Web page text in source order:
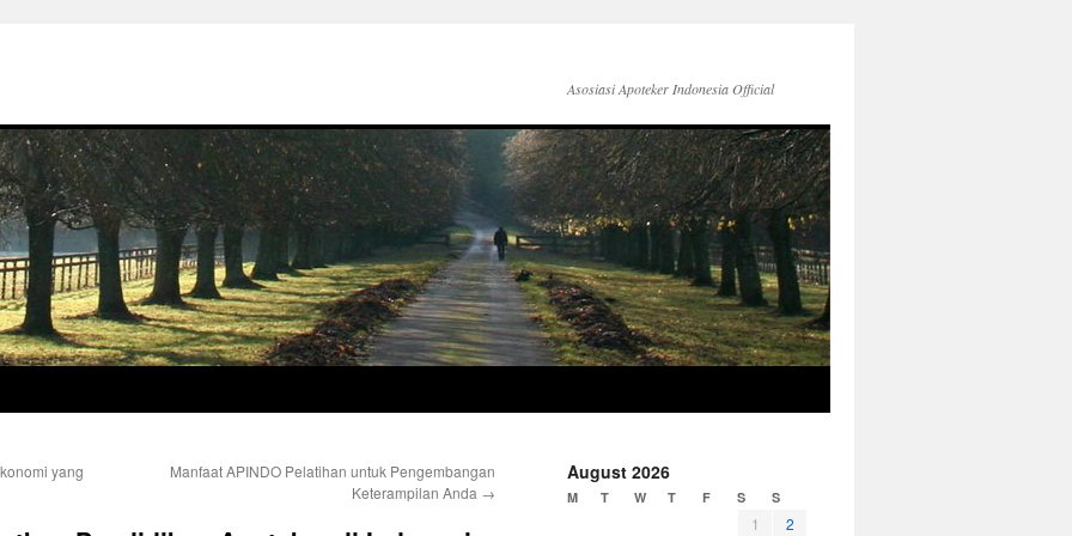
Asosiasi Apoteker Indonesia Official
yang
Manfaat APINDO Pelatihan untuk Pengembangan
Keterampilan Anda →
August 2026
M T W T F S S
1
2